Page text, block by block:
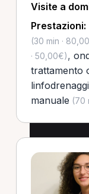
Visite a
Prestazioni:
(30 min ·
· 50,00€),
trattamento
manuale (70